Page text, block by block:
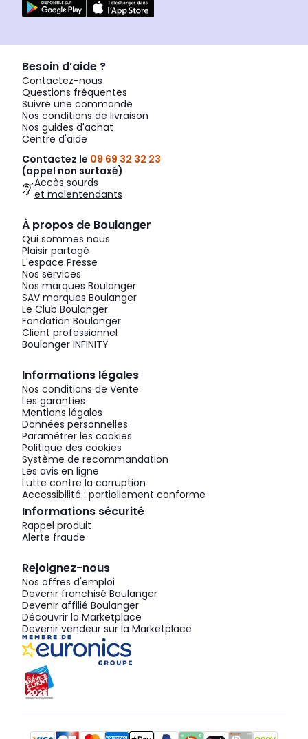
Besoin d’aide ?
Contactez-nous
Questions fréquentes
Suivre une commande
Nos conditions de livraison
Nos guides d'achat
Centre d'aide
Contactez le 09 69 32 32 23
(appel non surtaxé)
Accès sourds
et malentendants
À propos de Boulanger
Qui sommes nous
Plaisir partagé
L'espace Presse
Nos services
Nos marques Boulanger
SAV marques Boulanger
Le Club Boulanger
Fondation Boulanger
Client professionnel
Boulanger INFINITY
Informations légales
Nos conditions de Vente
Les garanties
Mentions légales
Données personnelles
Paramétrer les cookies
Politique des cookies
Système de recommandation
Les avis en ligne
Lutte contre la corruption
Accessibilité : partiellement conforme
Informations sécurité
Rappel produit
Alerte fraude
Rejoignez-nous
Nos offres d'emploi
Devenir franchisé Boulanger
Devenir affilié Boulanger
Découvrir la Marketplace
Devenir vendeur sur la Marketplace